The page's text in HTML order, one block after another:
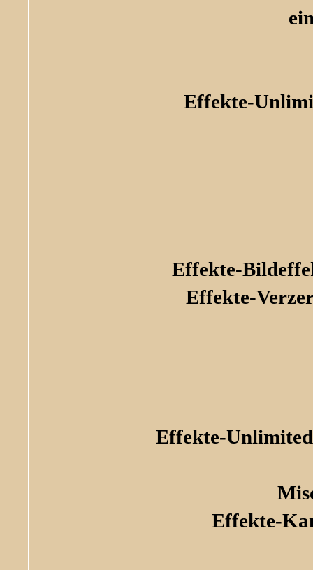
Effekte-
Effekte-
Effekte-
Effekte-
Effekte-